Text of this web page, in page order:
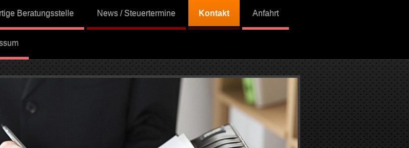
Beratungsstelle News / Steuertermine Kontakt Anfahrt